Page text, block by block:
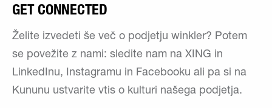
GET CONNECTED
Želite izvedeti še več o podjetju winkler? Potem
se povežite z nami: sledite nam na XING in
LinkedInu, Instagramu in Facebooku ali pa si na
Kununu ustvarite vtis o kulturi našega podjetja.